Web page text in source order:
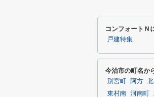
コンフォートＮ
戸建特集
今治市の町名か
別宮町 阿方 北
東村南 河南町